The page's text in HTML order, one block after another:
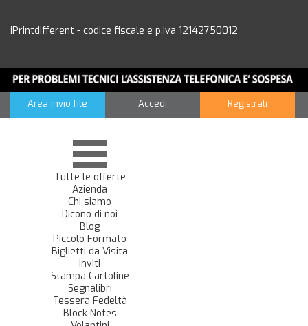
iPrintdifferent - codice fiscale e p.iva 12142750012
Area invio file Accedi Registrati
Tutte le offerte
Azienda
Chi siamo
Dicono di noi
Blog
Piccolo Formato
Biglietti da Visita
Inviti
Stampa Cartoline
Segnalibri
Tessera Fedeltà
Block Notes